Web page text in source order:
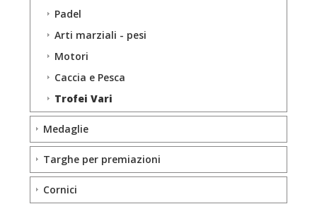
Padel
Arti marziali - pesi
Motori
Caccia e Pesca
Trofei Vari
Medaglie
Targhe per premiazioni
Cornici